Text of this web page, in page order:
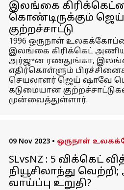
இலங்கை
கொண்டிருக்கும் ஜெய்
குற்றச்சாட்டு
1996 ஒருநாள்
இலங்கை கிரிக்கெட்
அர்ஜுன ரணதுங்கா,
எதிர்கொள்ளும்
செயலாளர் ஜெய் ஷாவே
கடுமையான
முன்வைத்துள்ளார்.
09 Nov 2023 • ஒருநாள்
SLvsNZ : 5 விக்கெட்
நியூசிலாந்து
வாய்ப்பு உறுதி?